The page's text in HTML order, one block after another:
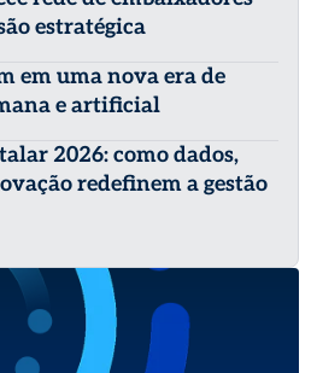
estratégica
em uma nova era de
e artificial
2026: como dados,
redefinem a gestão